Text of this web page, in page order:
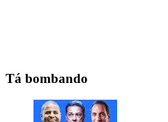
Tá bombando